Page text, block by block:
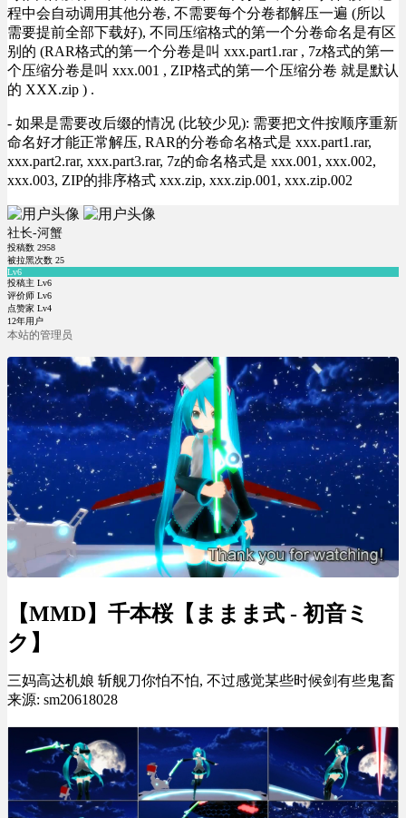
程中会自动调用其他分卷, 不需要每个分卷都解压一遍 (所以
需要提前全部下载好), 不同压缩格式的第一个分卷命名是有区
别的 (RAR格式的第一个分卷是叫 xxx.part1.rar , 7z格式的第一
个压缩分卷是叫 xxx.001 , ZIP格式的第一个压缩分卷 就是默认
的 XXX.zip ) .
- 如果是需要改后缀的情况 (比较少见): 需要把文件按顺序重新
命名好才能正常解压, RAR的分卷命名格式是 xxx.part1.rar,
xxx.part2.rar, xxx.part3.rar, 7z的命名格式是 xxx.001, xxx.002,
xxx.003, ZIP的排序格式 xxx.zip, xxx.zip.001, xxx.zip.002
社长-河蟹
投稿数 2958
被拉黑次数 25
Lv6
投稿主 Lv6
评价师 Lv6
点赞家 Lv4
12年用户
本站的管理员
【MMD】千本桜【ままま式 - 初音ミ
ク】
三妈高达机娘 斩舰刀你怕不怕, 不过感觉某些时候剑有些鬼畜
来源: sm20618028